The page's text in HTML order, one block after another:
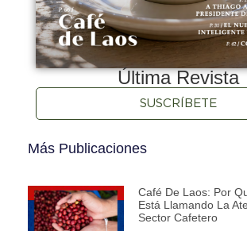
Última Revista
SUSCRÍBETE
Más Publicaciones
Café De Laos: Por
Está Llamando La
Sector Cafetero